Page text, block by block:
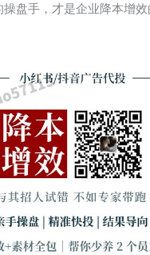
盘手，才是企业降本增